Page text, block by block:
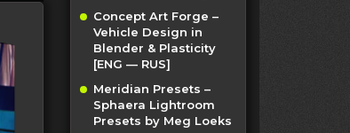
Concept Art Forge –
Vehicle Design in
Blender & Plasticity
[ENG — RUS]
Meridian Presets –
Sphaera Lightroom
Presets by Meg Loeks